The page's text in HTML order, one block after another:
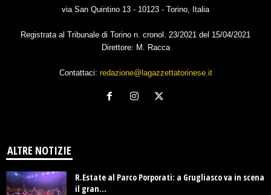
via San Quintino 13 - 10123 - Torino, Italia
Registrata al Tribunale di Torino n. cronol. 23/2021 del 15/04/2021
Direttore: M. Racca
Contattaci: redazione@lagazzettatorinese.it
ALTRE NOTIZIE
R.Estate al Parco Porporati: a Grugliasco va in scena
il gran...